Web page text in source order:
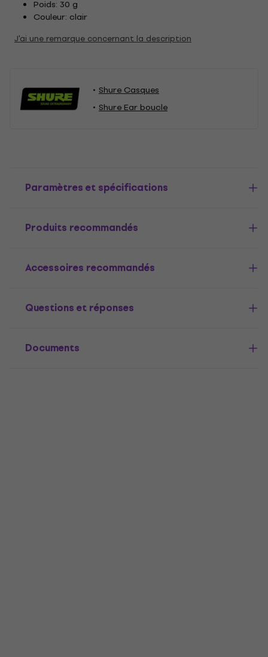
Poids: 30 g
Couleur: clair
J'ai une remarque concernant la description
Shure Casques
Shure Ear boucle
Paramètres et spécifications
Produits recommandés
Accessoires recommandés
Questions et réponses
Documents